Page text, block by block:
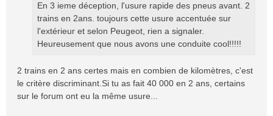
En 3 ieme déception, l'usure rapide des pneus avant. 2
trains en 2ans. toujours cette usure accentuée sur
l'extérieur et selon Peugeot, rien a signaler.
Heureusement que nous avons une conduite cool!!!!!
2 trains en 2 ans certes mais en combien de kilomètres, c'est
le critère discriminant.Si tu as fait 40 000 en 2 ans, certains
sur le forum ont eu la même usure...